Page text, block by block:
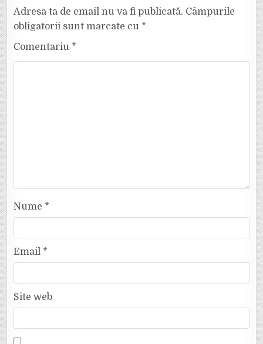
Adresa ta de email nu va fi publicată. Câmpurile
obligatorii sunt marcate cu *
Comentariu *
Nume *
Email *
Site web